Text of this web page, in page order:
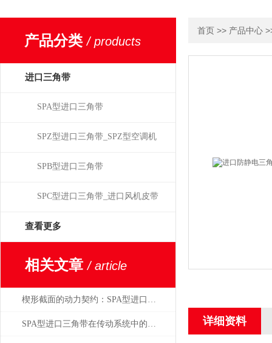
产品分类/ products
进口三角带
SPA型进口三角带
SPZ型进口三角带_SPZ型空调机
皮带
SPB型进口三角带
SPC型进口三角带_进口风机皮带
查看更多
相关文章/ article
楔形截面的动力契约：SPA型进口三角带的多楔传动原理与应用
SPA型进口三角带在传动系统中的重要性
首页 >> 产品中心
详细资料